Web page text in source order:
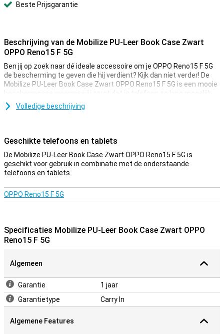
Beste Prijsgarantie
Beschrijving van de Mobilize PU-Leer Book Case Zwart
OPPO Reno15 F 5G
Ben jij op zoek naar dé ideale accessoire om je OPPO Reno15 F 5G
de bescherming te geven die hij verdient? Kijk dan niet verder! De
Mobilize PU-Leer Book Case Zwart OPPO Reno15 F 5G is een mooie
beschermcase waarmee jij zorgt dat je telefoon zo lang mogelijk
mee gaat.
Stevig hoesje
Doordat het hoesje van kunstsleer gemaakt is, biedt dit optimale
bescherming voor je toestel. Ook gaat beschermd dit hoesje niet
in dit hoesje vindt, kun je naast je Reno15 F 5G ook nog eens je
pinpas, briefgeld en andere pasjes kwijt.
Volledige beschrijving
Geschikte telefoons en tablets
De Mobilize PU-Leer Book Case Zwart OPPO Reno15 F 5G is
geschikt voor gebruik in combinatie met de onderstaande
telefoons en tablets.
OPPO Reno15 F 5G
Specificaties Mobilize PU-Leer Book Case Zwart OPPO
Reno15 F 5G
Algemeen
Garantie
1 jaar
Garantietype
Carry In
Algemene Features